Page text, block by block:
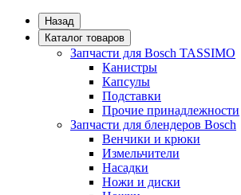
Назад
Каталог товаров
Запчасти для Bosch TASSIMO
Канистры
Капсулы
Подставки
Прочие принадлежности
Запчасти для блендеров Bosch
Венчики и крюки
Измельчители
Насадки
Ножи и диски